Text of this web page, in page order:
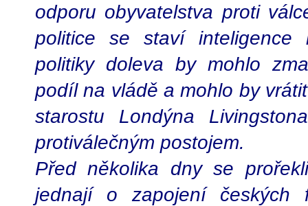
odporu obyvatelstva proti
politice se staví inteligence
politiky doleva by mohlo
podíl na vládě a mohlo by
starostu Londýna
protiválečným postojem.
Před několika dny se
jednají o zapojení českých